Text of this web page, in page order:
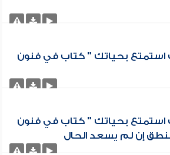
استمتع بحياتك " كتاب في فنون
استمتع بحياتك " كتاب في فنون
إن لم يسعد الحال